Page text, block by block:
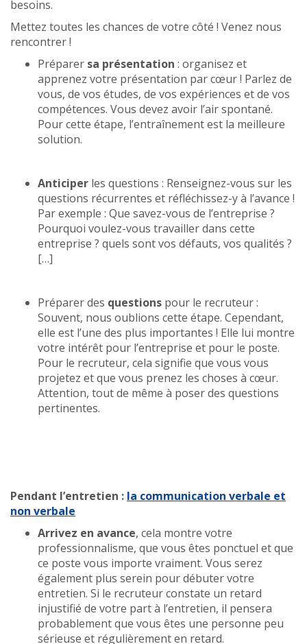
besoins.
Mettez toutes les chances de votre côté ! Venez nous
rencontrer !
Préparer sa présentation : organisez et
apprenez votre présentation par cœur ! Parlez de
vous, de vos études, de vos expériences et de vos
compétences. Vous devez avoir l’air spontané.
Pour cette étape, l’entraînement est la meilleure
solution.
Anticiper les questions : Renseignez-vous sur les
questions récurrentes et réfléchissez-y à l’avance !
Par exemple : Que savez-vous de l’entreprise ?
Pourquoi voulez-vous travailler dans cette
entreprise ? quels sont vos défauts, vos qualités ?
[…]
Préparer des questions pour le recruteur :
Souvent, nous oublions cette étape. Cependant,
elle est l’une des plus importantes ! Elle lui montre
votre intérêt pour l’entreprise et pour le poste.
Pour le recruteur, cela signifie que vous vous
projetez et que vous prenez les choses à cœur.
Attention, tout de même à poser des questions
pertinentes.
Pendant l’entretien : la communication verbale et
non verbale
Arrivez en avance, cela montre votre
professionnalisme, que vous êtes ponctuel et que
ce poste vous importe vraiment. Vous serez
également plus serein pour débuter votre
entretien. Si le recruteur constate un retard
injustifié de votre part à l’entretien, il pensera
probablement que vous êtes une personne peu
sérieuse et régulièrement en retard.